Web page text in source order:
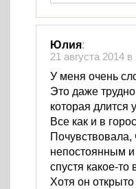
Юлия:
21 августа 2014 в
У меня очень
Это даже
которая длится
Все как и в
Почувствовала,
непостоянным
спустя какое-
Хотя он